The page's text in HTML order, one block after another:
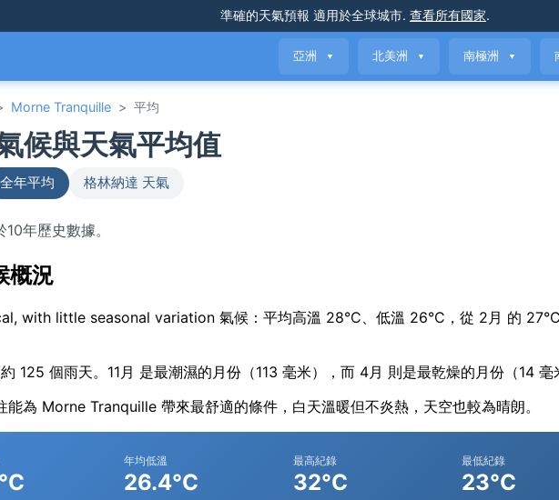
準確的天氣預報 適用於全球城市. 查看所有國家.
亞洲 ▼ 北美洲 ▼ 南極洲 ▼
Morne Tranquille > 平均
候與天氣平均值
全年平均 格林納達 天氣
年歷史數據。
概況
with little seasonal variation 氣候：平均高溫 28°C、低溫 26°C，從 2月 的
125 個雨天。11月 是最潮濕的月份（113 毫米），而 4月 則是最乾燥的月份（14 毫
為 Morne Tranquille 帶來最舒適的條件，白天溫暖但不炎熱，天空也較為晴朗。
年均低溫
26.4°C
最高紀錄
32°C
最低紀錄
23°C